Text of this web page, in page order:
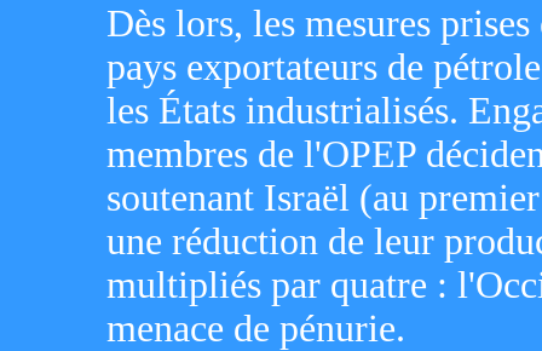
Dès lors, les mesures
pays exportateurs de
les États industrialisés.
membres de l'OPEP
soutenant Israël (au
une réduction de leur
multipliés par quatre :
menace de pénurie.